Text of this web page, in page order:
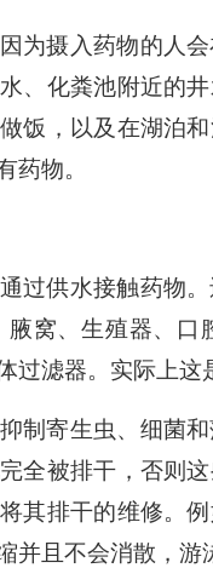
为摄入药物的人
、化粪池附近的
饭，以及在湖泊
药物。
过供水接触药物
窝、生殖器、口
滤器。实际上这
制寄生虫、细菌
全被排干，否则
其排干的维修。
且不会消散，游